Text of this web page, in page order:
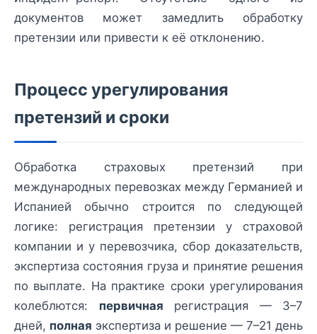
документов может замедлить обработку
претензии или привести к её отклонению.
Процесс урегулирования
претензий и сроки
Обработка страховых претензий при
международных перевозках между Германией и
Испанией обычно строится по следующей
логике: регистрация претензии у страховой
компании и у перевозчика, сбор доказательств,
экспертиза состояния груза и принятие решения
по выплате. На практике сроки урегулирования
колеблются: первичная регистрация — 3–7
дней, полная экспертиза и решение — 7–21 день